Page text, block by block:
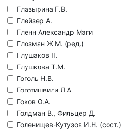
Глазырина Г.В.
Глейзер А.
Гленн Александр Мэги
Глозман Ж.М. (ред.)
Глушаков П.
Глушкова Т.М.
Гоголь Н.В.
Гоготишвили Л.А.
Гоков О.А.
Голдман В., Фильцер Д.
Голенищев-Кутузов И.Н. (сост.)